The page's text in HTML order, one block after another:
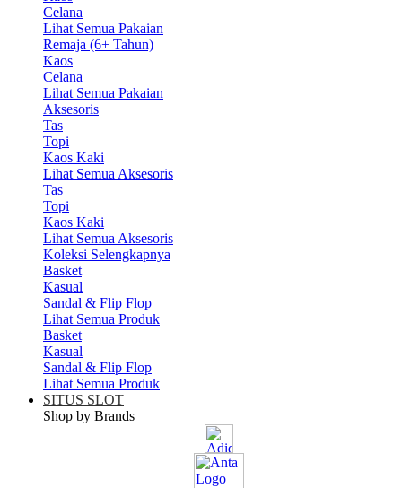
Celana
Lihat Semua Pakaian
Remaja (6+ Tahun)
Kaos
Celana
Lihat Semua Pakaian
Aksesoris
Tas
Topi
Kaos Kaki
Lihat Semua Aksesoris
Tas
Topi
Kaos Kaki
Lihat Semua Aksesoris
Koleksi Selengkapnya
Basket
Kasual
Sandal & Flip Flop
Lihat Semua Produk
Basket
Kasual
Sandal & Flip Flop
Lihat Semua Produk
SITUS SLOT
Shop by Brands